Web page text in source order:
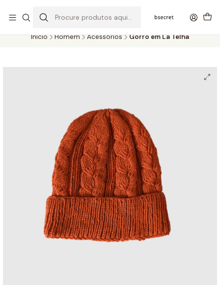
A 5 DIAS
Início Homem Acessórios Gorro em Lã Telha